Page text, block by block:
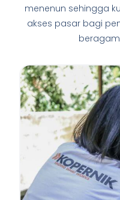
menenun sehingga
akses pasar bagi